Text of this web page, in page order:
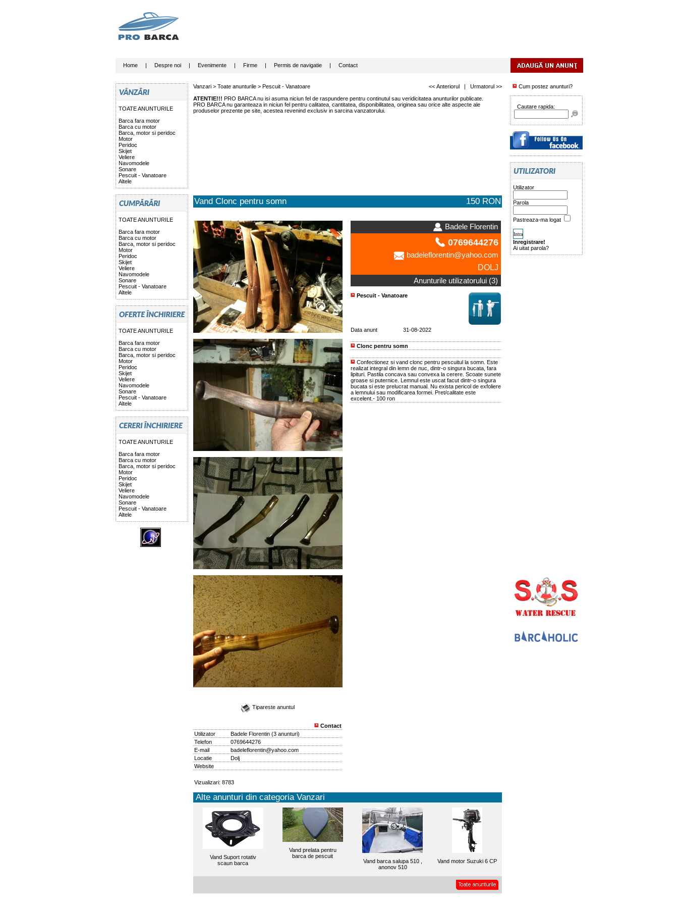
Home| Despre noi| Evenimente| Firme| Permis de navigatie| Contact
TOATE ANUNTURILE
Barca fara motor
Barca cu motor
Barca, motor si peridoc
Motor
Peridoc
Skijet
Veliere
Navomodele
Sonare
Pescuit - Vanatoare
Altele
TOATE ANUNTURILE
Barca fara motor
Barca cu motor
Barca, motor si peridoc
Motor
Peridoc
Skijet
Veliere
Navomodele
Sonare
Pescuit - Vanatoare
Altele
TOATE ANUNTURILE
Barca fara motor
Barca cu motor
Barca, motor si peridoc
Motor
Peridoc
Skijet
Veliere
Navomodele
Sonare
Pescuit - Vanatoare
Altele
TOATE ANUNTURILE
Barca fara motor
Barca cu motor
Barca, motor si peridoc
Motor
Peridoc
Skijet
Veliere
Navomodele
Sonare
Pescuit - Vanatoare
Altele
Vanzari > Toate anunturile> Pescuit - Vanatoare << Anteriorul| Urmatorul >>
ATENTIE!!! PRO BARCA nu isi asuma niciun fel de raspundere pentru continutul sau veridicitatea anunturilor publicate.
PRO BARCA nu garanteaza in niciun fel pentru calitatea, cantitatea, disponibilitatea, originea sau orice alte aspecte ale
produselor prezente pe site, acestea revenind exclusiv in sarcina vanzatorului.
Vand Clonc pentru somn 150 RON
Tipareste anuntul
Contact
Utilizator
Badele Florentin(3 anunturi)
Telefon
0769644276
E-mail
badeleflorentin@yahoo.com
Locatie
Dolj
Website
Vizualizari: 8783
Badele Florentin
0769644276
badeleflorentin@yahoo.com
DOLJ
Anunturile utilizatorului (3)
Pescuit - Vanatoare
Data anunt 31-08-2022
Clonc pentru somn
Confectionez si vand clonc pentru pescuitul la somn. Este
realizat integral din lemn de nuc, dintr-o singura bucata, fara
lipituri. Pastila concava sau convexa la cerere. Scoate sunete
groase si puternice. Lemnul este uscat facut dintr-o singura
bucata si este prelucrat manual. Nu exista pericol de exfoliere
a lemnului sau modificarea formei. Pret/calitate este
excelent.- 100 ron
Alte anunturi din categoria Vanzari
Vand Suport rotativ
scaun barca
Vand prelata pentru
barca de pescuit
Vand barca salupa 510 ,
anonov 510
Vand motor Suzuki 6 CP
Cum postez anunturi?
Cautare rapida:
Utilizator
Parola
Pastreaza-ma logat
Inregistrare!
Ai uitat parola?